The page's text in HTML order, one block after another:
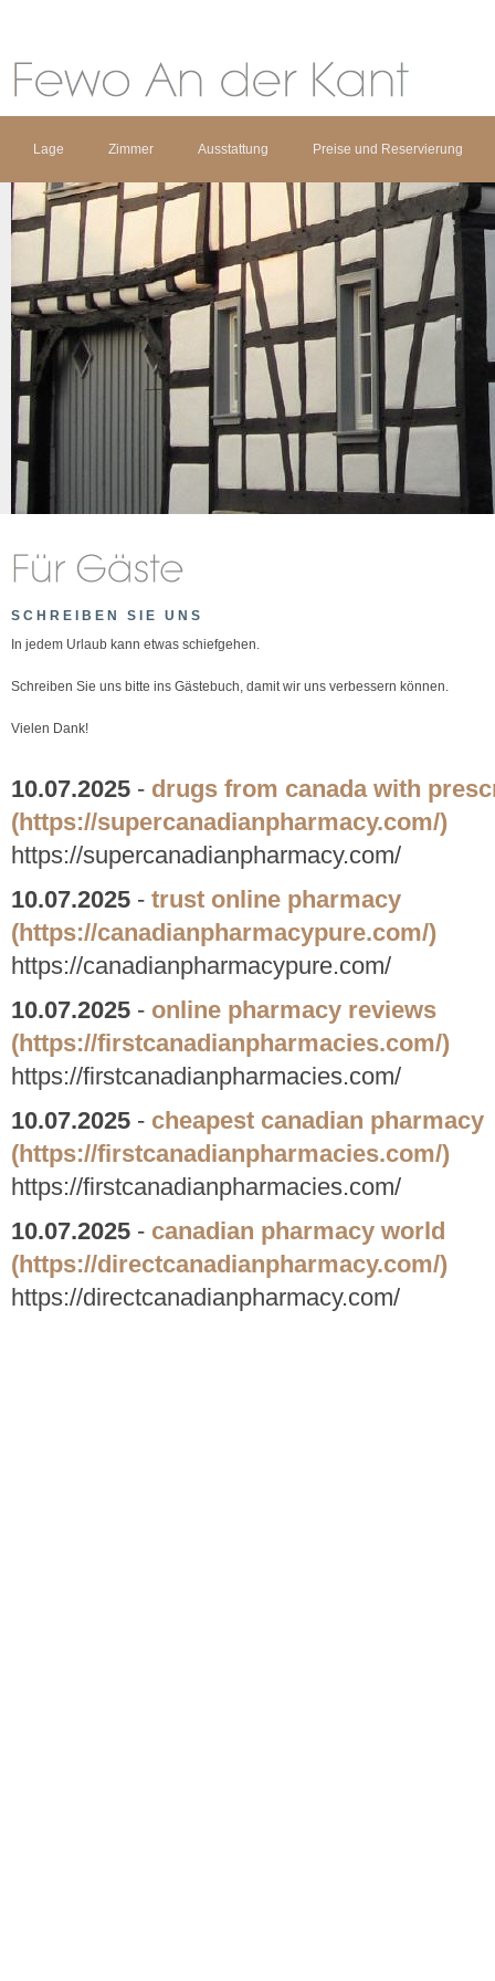
Lage Zimmer Ausstattung Preise und Reservierung
SCHREIBEN SIE UNS
In jedem Urlaub kann etwas schiefgehen.
Schreiben Sie uns bitte ins Gästebuch, damit wir uns verbessern können.
Vielen Dank!
10.07.2025 - drugs from canada with
(https://supercanadianpharmacy.com/)
https://supercanadianpharmacy.com/
10.07.2025 - trust online pharmacy
(https://canadianpharmacypure.com/)
https://canadianpharmacypure.com/
10.07.2025 - online pharmacy reviews
(https://firstcanadianpharmacies.com/)
https://firstcanadianpharmacies.com/
10.07.2025 - cheapest canadian pharmacy
(https://firstcanadianpharmacies.com/)
https://firstcanadianpharmacies.com/
10.07.2025 - canadian pharmacy world
(https://directcanadianpharmacy.com/)
https://directcanadianpharmacy.com/